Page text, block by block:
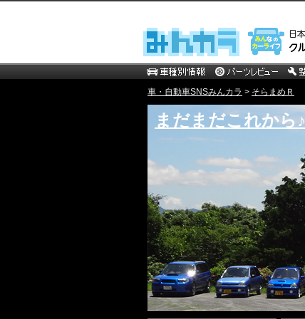
車・自動車SNSみんカラ > そらまめＲ
まだまだこれから♪